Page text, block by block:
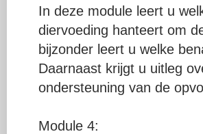
In deze module leert u
diervoeding hanteert om
bijzonder leert u welke
Daarnaast krijgt u uitleg
ondersteuning van de
Module 4: